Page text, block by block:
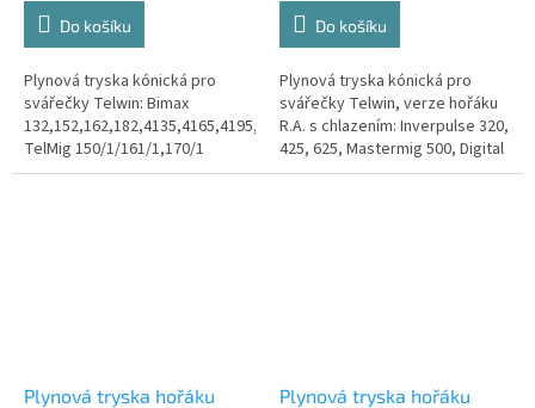
Do košíku
Plynová tryska kónická pro
svářečky Telwin: Bimax
132,152,162,182,4135,4165,4195,
TelMig 150/1/161/1,170/1
Telmig
Do košíku
Plynová tryska kónická pro
svářečky Telwin, verze hořáku
R.A. s chlazením: Inverpulse 320,
425, 625, Mastermig 500, Digital
Supermig 490, 610, Supermig
Plynová tryska hořáku
Plynová tryska hořáku